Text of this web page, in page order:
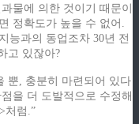
물에 의한 것이기 때문이
정확도가 높을 수 없어.
능과의 동업조차 30년 전
고 있잖아?
뿐, 충분히 마련되어 있다
을 더 도발적으로 수정해
처럼.”